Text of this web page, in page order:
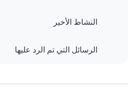
النشاط الأخير
الرسائل التي تم الرد عليها